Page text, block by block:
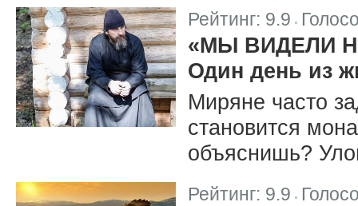
Рейтинг: 9.9
«МЫ ВИДЕЛИ
Один день из
Миряне часто
становится
объяснишь?
Рейтинг: 9.9